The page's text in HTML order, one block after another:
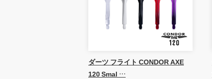
ダーツ フライト CONDOR AXE
120 Smal …